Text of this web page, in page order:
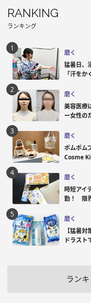
RANKING
ランキング
磨く
猛暑日、
「汗を
磨く
美容医療
ー女性の
磨く
ポムポム
Cosme
磨く
時短アイ
勤！ 限
磨く
【猛暑
ドラスト
ラン